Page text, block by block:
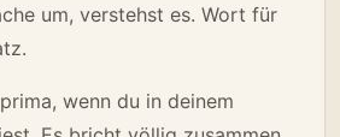
um, verstehst es. Wort für
wenn du in deinem